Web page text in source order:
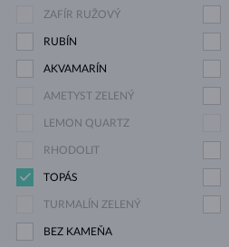
ZAFÍR RUŽOVÝ
RUBÍN
AKVAMARÍN
AMETYST ZELENÝ
LEMON QUARTZ
RHODOLIT
TOPÁS
TURMALÍN ZELENÝ
BEZ KAMEŇA